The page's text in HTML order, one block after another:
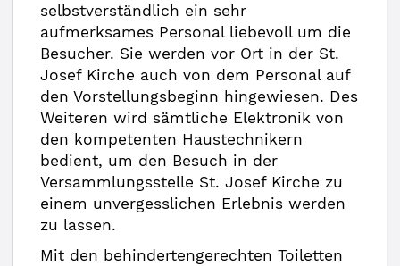
selbstverständlich ein sehr
aufmerksames Personal liebevoll um die
Besucher. Sie werden vor Ort in der St.
Josef Kirche auch von dem Personal auf
den Vorstellungsbeginn hingewiesen. Des
Weiteren wird sämtliche Elektronik von
den kompetenten Haustechnikern
bedient, um den Besuch in der
Versammlungsstelle St. Josef Kirche zu
einem unvergesslichen Erlebnis werden
zu lassen.
Mit den behindertengerechten Toiletten